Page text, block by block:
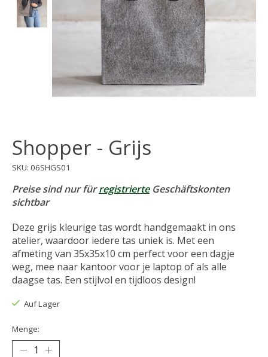
Shopper - Grijs
SKU: 06SHGS01
Preise sind nur fürregistrierteGeschäftskonten
sichtbar
Deze grijs kleurige tas wordt handgemaakt in ons
atelier, waardoor iedere tas uniek is. Met een
afmeting van 35x35x10 cm perfect voor een dagje
weg, mee naar kantoor voor je laptop of als alle
daagse tas. Een stijlvol en tijdloos design!
Auf Lager
Menge: